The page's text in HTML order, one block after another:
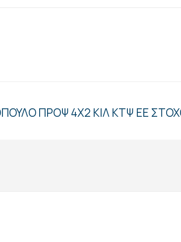
ΠΡΟΨ 4Χ2 ΚΙΛ ΚΤΨ ΕΕ